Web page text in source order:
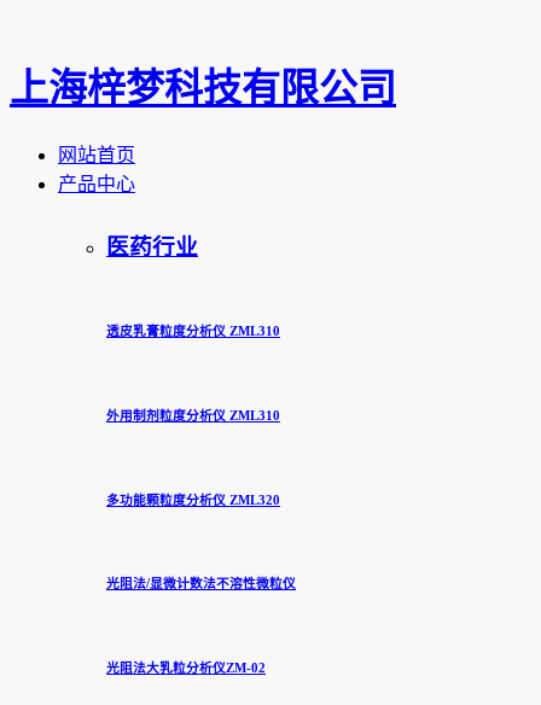
上海梓梦科技有限公司
网站首页
产品中心
医药行业
透皮乳膏粒度分析仪 ZML310
外用制剂粒度分析仪 ZML310
多功能颗粒度分析仪 ZML320
光阻法/显微计数法不溶性微粒仪
光阻法大乳粒分析仪ZM-02